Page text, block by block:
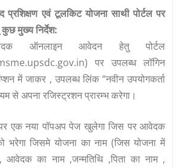
एवं टूलकिट योजना साथी पोर्टल पर
मुख्य निर्देश:
ऑनलाइन आवेदन हेतु पोर्टल
पर उपलब्ध लॉगिन
में जाकर , उपलब्ध लिंक “नवीन उपयोगकर्ता
से अपना रजिस्ट्रशन प्रारम्भ करेगा।
पर एक नया पॉपअप पेज खुलेगा जिस पर आवेदक
भरेगा जिसमे योजना का नाम (जिस योजना में
का नाम ,जन्मतिथि ,पिता का नाम ,